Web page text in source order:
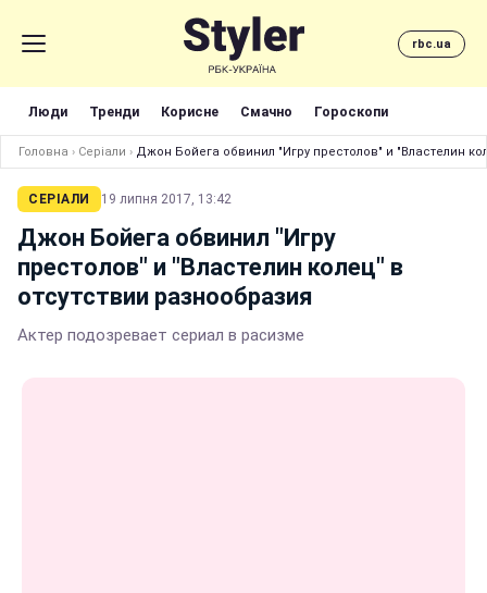
rbc.ua
Люди Тренди Корисне Смачно Гороскопи
Головна › Серіали › Джон Бойега обвинил "Игру престолов" и "Властелин
СЕРІАЛИ 19 липня 2017, 13:42
Джон Бойега обвинил "Игру
престолов" и "Властелин колец" в
отсутствии разнообразия
Актер подозревает сериал в расизме